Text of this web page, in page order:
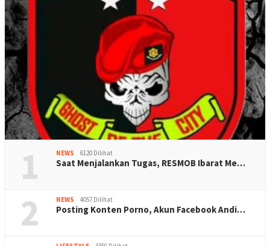
1 NEWS 6120 Dilihat
Saat Menjalankan Tugas, RESMOB Ibarat Me…
2 NEWS 4057 Dilihat
Posting Konten Porno, Akun Facebook Andi…